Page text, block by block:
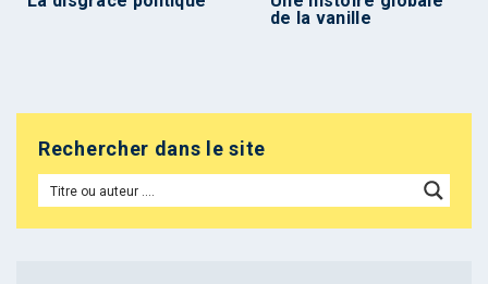
de la vanille
Rechercher dans le site